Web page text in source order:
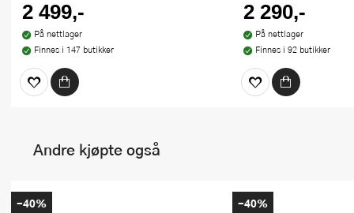
2 499,-
På nettlager
Finnes i 147 butikker
2 290,-
På nettlager
Finnes i 92 butikker
Andre kjøpte også
-40% -40%